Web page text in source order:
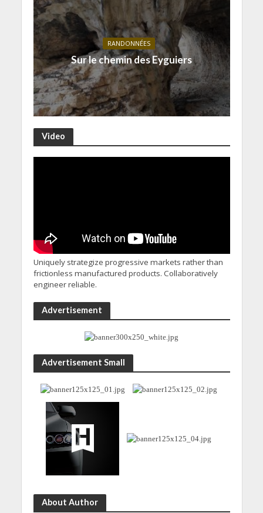
RANDONNÉES
Sur le chemin des Eyguiers
Video
Uniquely strategize progressive markets rather than
frictionless manufactured products. Collaboratively
engineer reliable.
Advertisement
Advertisement Small
About Author